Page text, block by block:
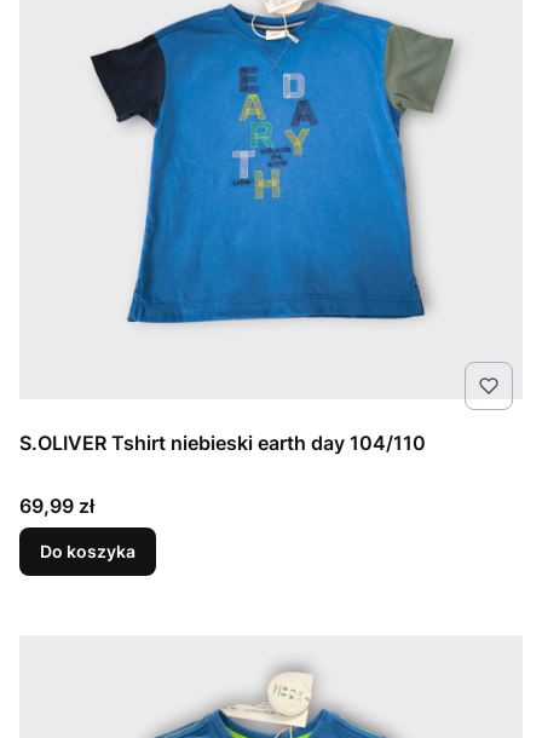
S.OLIVER Tshirt niebieski earth day 104/110
Cena
69,99 zł
Do koszyka